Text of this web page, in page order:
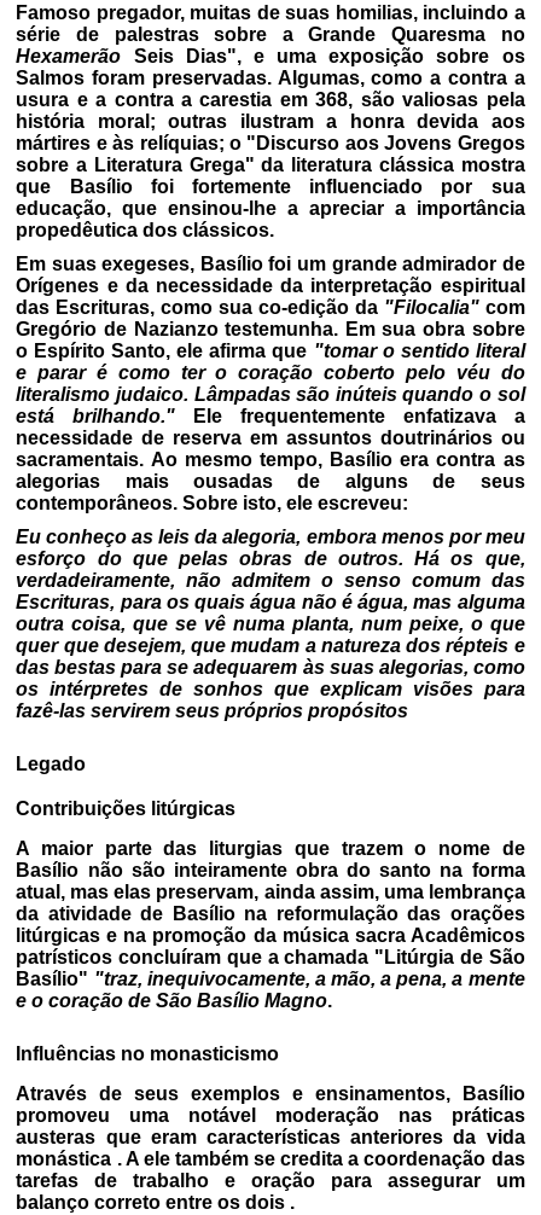
Famoso pregador, muitas de suas homilias, incluindo a
série de palestras sobre a Grande Quaresma no
Hexamerão Seis Dias", e uma exposição sobre os
Salmos foram preservadas. Algumas, como a contra a
usura e a contra a carestia em 368, são valiosas pela
história moral; outras ilustram a honra devida aos
mártires e às relíquias; o "Discurso aos Jovens Gregos
sobre a Literatura Grega" da literatura clássica mostra
que Basílio foi fortemente influenciado por sua
educação, que ensinou-lhe a apreciar a importância
propedêutica dos clássicos.
Em suas exegeses, Basílio foi um grande admirador de
Orígenes e da necessidade da interpretação espiritual
das Escrituras, como sua co-edição da "Filocalia"com
Gregório de Nazianzo testemunha. Em sua obra sobre
o Espírito Santo, ele afirma que "tomar o sentido literal
e parar é como ter o coração coberto pelo véu do
literalismo judaico. Lâmpadas são inúteis quando o sol
está brilhando." Ele frequentemente enfatizava a
necessidade de reserva em assuntos doutrinários ou
sacramentais. Ao mesmo tempo, Basílio era contra as
alegorias mais ousadas de alguns de seus
contemporâneos. Sobre isto, ele escreveu:
Eu conheço as leis da alegoria, embora menos por meu
esforço do que pelas obras de outros. Há os que,
verdadeiramente, não admitem o senso comum das
Escrituras, para os quais água não é água, mas alguma
outra coisa, que se vê numa planta, num peixe, o que
quer que desejem, que mudam a natureza dos répteis e
das bestas para se adequarem às suas alegorias, como
os intérpretes de sonhos que explicam visões para
fazê-las servirem seus próprios propósitos
Legado
Contribuições litúrgicas
A maior parte das liturgias que trazem o nome de
Basílio não são inteiramente obra do santo na forma
atual, mas elas preservam, ainda assim, uma lembrança
da atividade de Basílio na reformulação das orações
litúrgicas e na promoção da música sacra Acadêmicos
patrísticos concluíram que a chamada "Litúrgia de São
Basílio" "traz, inequivocamente, a mão, a pena, a mente
e o coração de São Basílio Magno.
Influências no monasticismo
Através de seus exemplos e ensinamentos, Basílio
promoveu uma notável moderação nas práticas
austeras que eram características anteriores da vida
monástica . A ele também se credita a coordenação das
tarefas de trabalho e oração para assegurar um
balanço correto entre os dois .